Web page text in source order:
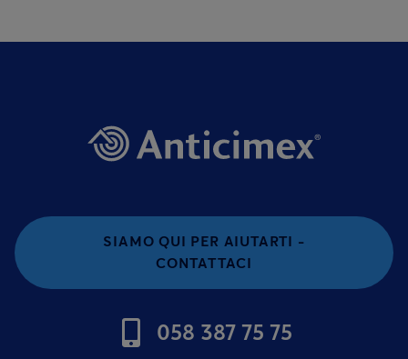
SIAMO QUI PER AIUTARTI -
CONTATTACI
058 387 75 75